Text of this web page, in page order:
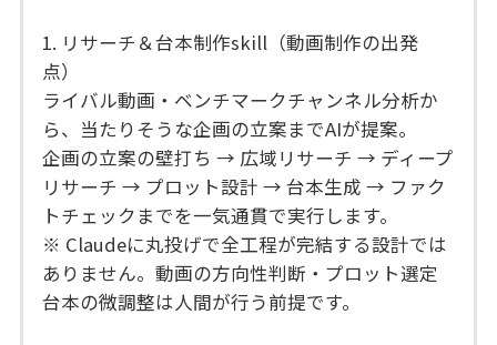
1. リサーチ＆台本制作skill（動画制作の出発
点）
ライバル動画・ベンチマークチャンネル分析か
ら、当たりそうな企画の立案までAIが提案。
企画の立案の壁打ち → 広域リサーチ → ディープ
リサーチ → プロット設計 → 台本生成 → ファク
トチェックまでを一気通貫で実行します。
※ Claudeに丸投げで全工程が完結する設計では
ありません。動画の方向性判断・プロット選定
台本の微調整は人間が行う前提です。